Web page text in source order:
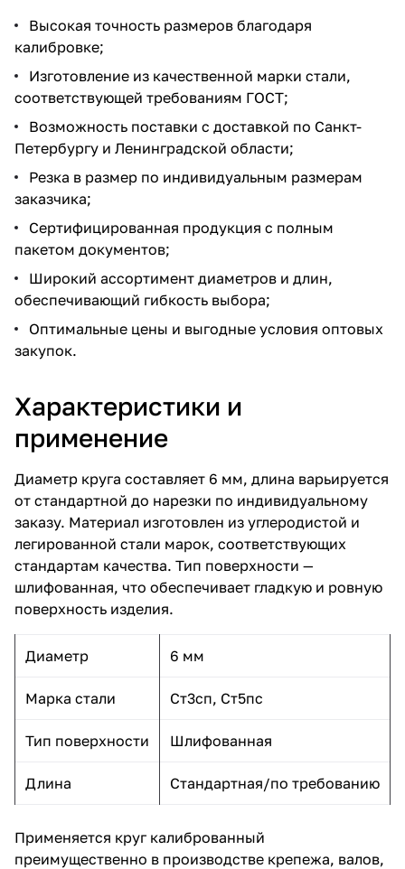
Высокая точность размеров благодаря
калибровке;
Изготовление из качественной марки стали,
соответствующей требованиям ГОСТ;
Возможность поставки с доставкой по Санкт-
Петербургу и Ленинградской области;
Резка в размер по индивидуальным размерам
заказчика;
Сертифицированная продукция с полным
пакетом документов;
Широкий ассортимент диаметров и длин,
обеспечивающий гибкость выбора;
Оптимальные цены и выгодные условия оптовых
закупок.
Характеристики и
применение
Диаметр круга составляет 6 мм, длина варьируется
от стандартной до нарезки по индивидуальному
заказу. Материал изготовлен из углеродистой и
легированной стали марок, соответствующих
стандартам качества. Тип поверхности —
шлифованная, что обеспечивает гладкую и ровную
поверхность изделия.
Диаметр 6 мм
Марка стали Ст3сп, Ст5пс
Тип поверхности Шлифованная
Длина Стандартная/по требованию
Применяется круг калиброванный
преимущественно в производстве крепежа, валов,